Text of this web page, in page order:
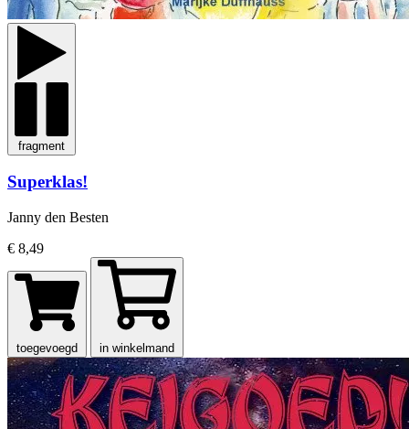
fragment
Superklas!
Janny den Besten
€ 8,49
toegevoegd in winkelmand